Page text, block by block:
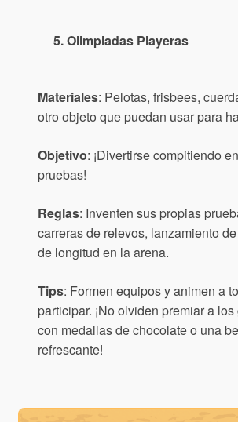
5. Olimpiadas Playeras
Materiales: Pelotas, frisbees,
otro objeto que puedan usar para
Objetivo: ¡Divertirse compitiendo
pruebas!
Reglas: Inventen sus propias
carreras de relevos, lanzamiento
de longitud en la arena.
Tips: Formen equipos y animen a
participar. ¡No olviden premiar a
con medallas de chocolate o una
refrescante!